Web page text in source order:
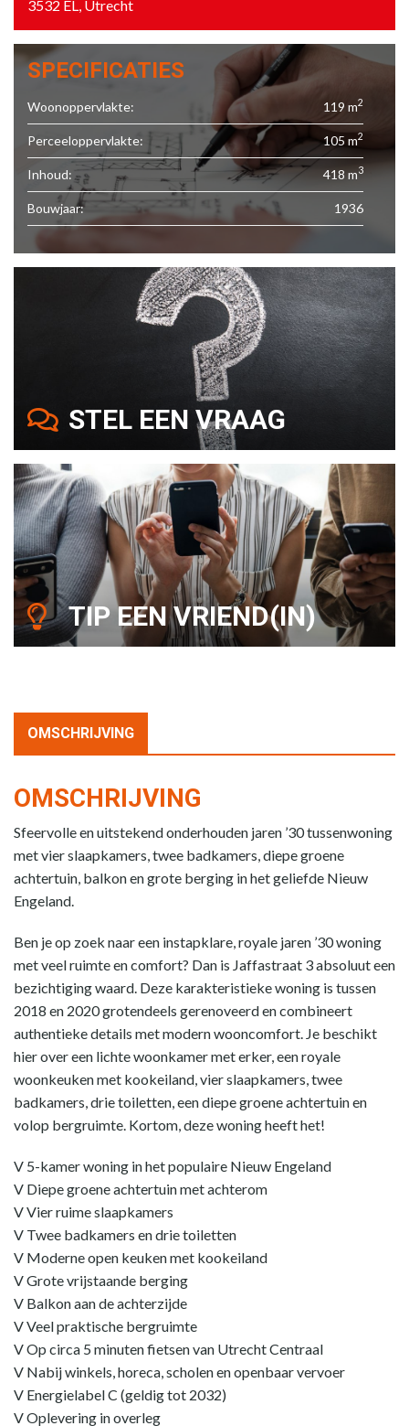
3532 EL, Utrecht
SPECIFICATIES
Woonoppervlakte: 119 m2
Perceeloppervlakte: 105 m2
Inhoud: 418 m3
Bouwjaar: 1936
STEL EEN VRAAG
TIP EEN VRIEND(IN)
OMSCHRIJVING
OMSCHRIJVING
Sfeervolle en uitstekend onderhouden jaren ’30 tussenwoning
met vier slaapkamers, twee badkamers, diepe groene
achtertuin, balkon en grote berging in het geliefde Nieuw
Engeland.
Ben je op zoek naar een instapklare, royale jaren ’30 woning
met veel ruimte en comfort? Dan is Jaffastraat 3 absoluut een
bezichtiging waard. Deze karakteristieke woning is tussen
2018 en 2020 grotendeels gerenoveerd en combineert
authentieke details met modern wooncomfort. Je beschikt
hier over een lichte woonkamer met erker, een royale
woonkeuken met kookeiland, vier slaapkamers, twee
badkamers, drie toiletten, een diepe groene achtertuin en
volop bergruimte. Kortom, deze woning heeft het!
V 5-kamer woning in het populaire Nieuw Engeland
V Diepe groene achtertuin met achterom
V Vier ruime slaapkamers
V Twee badkamers en drie toiletten
V Moderne open keuken met kookeiland
V Grote vrijstaande berging
V Balkon aan de achterzijde
V Veel praktische bergruimte
V Op circa 5 minuten fietsen van Utrecht Centraal
V Nabij winkels, horeca, scholen en openbaar vervoer
V Energielabel C (geldig tot 2032)
V Oplevering in overleg